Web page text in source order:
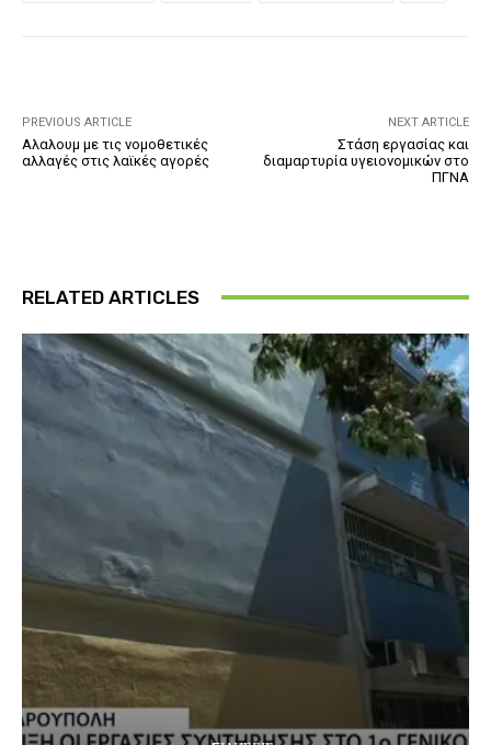
PREVIOUS ARTICLE
Αλαλουμ με τις νομοθετικές
αλλαγές στις λαϊκές αγορές
NEXT ARTICLE
Στάση εργασίας και
διαμαρτυρία υγειονομικών στο
ΠΓΝΑ
RELATED ARTICLES